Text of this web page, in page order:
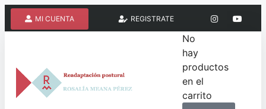
MI CUENTA REGISTRATE
No
hay
productos
en el
carrito